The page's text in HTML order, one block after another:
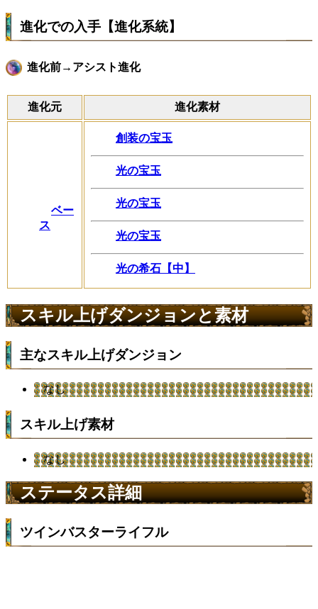
進化での入手【進化系統】
進化前→アシスト進化
進化元 進化素材
ベー
ス
創装の宝玉
光の宝玉
光の宝玉
光の宝玉
光の希石【中】
スキル上げダンジョンと素材
主なスキル上げダンジョン
なし
スキル上げ素材
なし
ステータス詳細
ツインバスターライフル